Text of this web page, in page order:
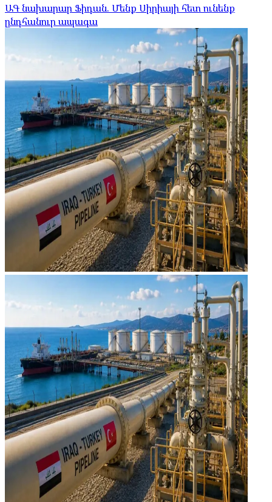
ԱԳ նախարար Ֆիդան. Մենք Սիրիայի հետ ունենք
ընդհանուր ապագա